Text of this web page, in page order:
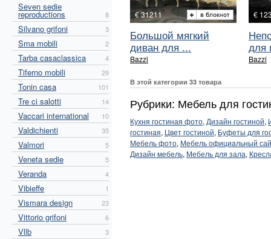
Seven sedie
reproductions 8
Silvano grifoni 3
Sma mobili 2
Tarba casaclassica 4
Tiferno mobili 29
Tonin casa 101
Tre ci salotti 14
Vaccari international 10
Valdichienti 35
Valmori 5
Veneta sedie 5
Veranda 4
Vibieffe 1
Vismara design 23
Vittorio grifoni 6
Vllb 3
€ 31211
Большой мягкий
диван для ...
Bazzi
€
для
Bazzi
В этой категории 33 товара
Рубрики: Мебель для
Кухня гостиная фото, Дизайн гостиной,
гостиная, Цвет гостиной, Буфеты для
Мебель фото, Мебель официальный
Дизайн мебель, Мебель для зала,